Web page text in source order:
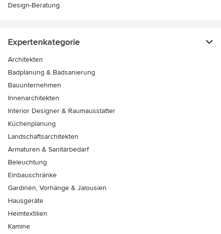
Design-Beratung
Expertenkategorie
Architekten
Badplanung & Badsanierung
Bauunternehmen
Innenarchitekten
Interior Designer & Raumausstatter
Küchenplanung
Landschaftsarchitekten
Armaturen & Sanitärbedarf
Beleuchtung
Einbauschränke
Gardinen, Vorhänge & Jalousien
Hausgeräte
Heimtextilien
Kamine